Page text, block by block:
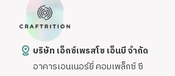
บริษัท เอ็กซ์เพรสโซ เอ็นบี จำกัด
อาคารเอนเนอร์ยี่ คอมเพล็กซ์ ซี